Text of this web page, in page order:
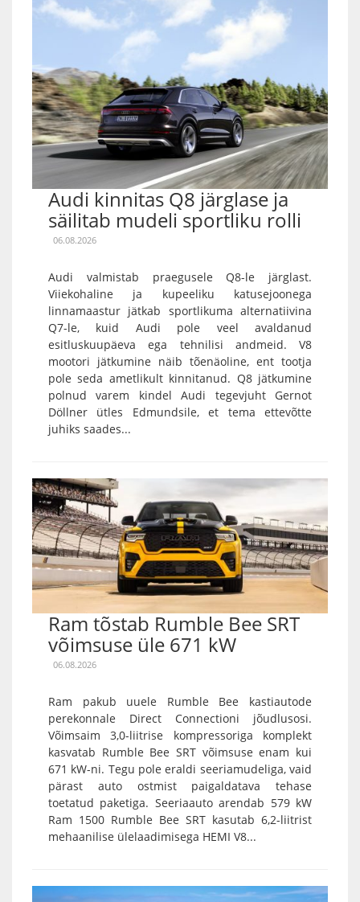
Audi kinnitas Q8 järglase ja
säilitab mudeli sportliku rolli
06.08.2026
Audi valmistab praegusele Q8-le järglast.
Viiekohaline ja kupeeliku katusejoonega
linnamaastur jätkab sportlikuma alternatiivina
Q7-le, kuid Audi pole veel avaldanud
esitluskuupäeva ega tehnilisi andmeid. V8
mootori jätkumine näib tõenäoline, ent tootja
pole seda ametlikult kinnitanud. Q8 jätkumine
polnud varem kindel Audi tegevjuht Gernot
Döllner ütles Edmundsile, et tema ettevõtte
juhiks saades...
Ram tõstab Rumble Bee SRT
võimsuse üle 671 kW
06.08.2026
Ram pakub uuele Rumble Bee kastiautode
perekonnale Direct Connectioni jõudlusosi.
Võimsaim 3,0-liitrise kompressoriga komplekt
kasvatab Rumble Bee SRT võimsuse enam kui
671 kW-ni. Tegu pole eraldi seeriamudeliga, vaid
pärast auto ostmist paigaldatava tehase
toetatud paketiga. Seeriaauto arendab 579 kW
Ram 1500 Rumble Bee SRT kasutab 6,2-liitrist
mehaanilise ülelaadimisega HEMI V8...